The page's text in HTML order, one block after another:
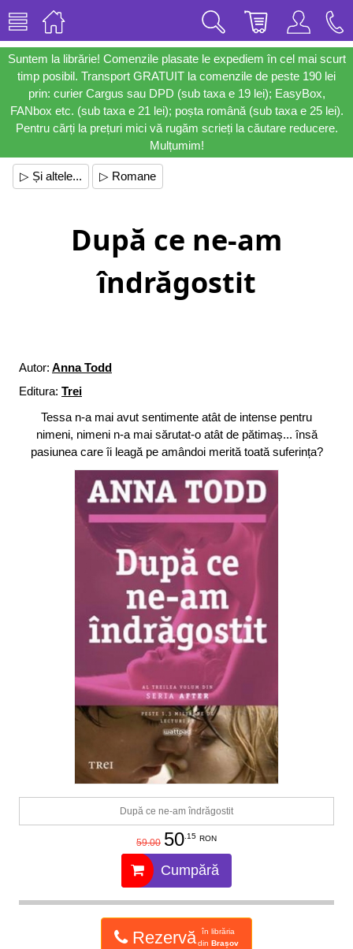
Suntem la librărie! Comenzile plasate le expediem în cel mai scurt
timp posibil. Transport GRATUIT la comenzile de peste 190 lei
prin: curier Cargus sau DPD (sub taxa e 19 lei); EasyBox,
FANbox etc. (sub taxa e 21 lei); poșta română (sub taxa e 25 lei).
Pentru cărți la prețuri mici vă rugăm scrieți la căutare reducere.
Mulțumim!
▷ Și altele... ▷ Romane
După ce ne-am
îndrăgostit
Autor: Anna Todd
Editura: Trei
Tessa n-a mai avut sentimente atât de intense pentru
nimeni, nimeni n-a mai sărutat-o atât de pătimaș... însă
pasiunea care îi leagă pe amândoi merită toată suferința?
După ce ne-am îndrăgostit
59.00 50.15 RON
Cumpără
Rezervă
în librăria
din Brașov